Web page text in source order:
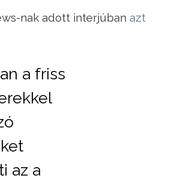
nak adott interjúban azt
a friss
az a